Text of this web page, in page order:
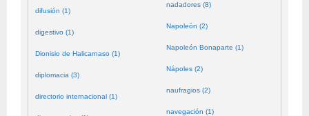
difusión (1)
digestivo (1)
Dionisio de Halicarnaso (1)
diplomacia (3)
directorio internacional (1)
nadadores (8)
Napoleón (2)
Napoleón Bonaparte (1)
Nápoles (2)
naufragios (2)
navegación (1)